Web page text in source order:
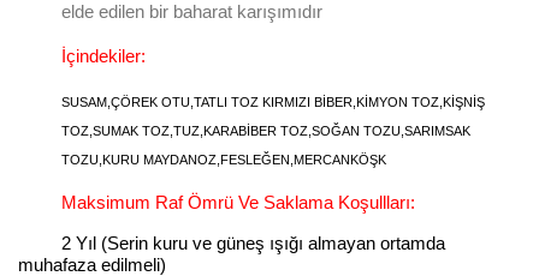
elde edilen bir baharat karışımıdır
İçindekiler:
SUSAM,ÇÖREK OTU,TATLI TOZ KIRMIZI BİBER,KİMYON TOZ,KİŞNİŞ
TOZ,SUMAK TOZ,TUZ,KARABİBER TOZ,SOĞAN TOZU,SARIMSAK
TOZU,KURU MAYDANOZ,FESLEĞEN,MERCANKÖŞK
Maksimum Raf Ömrü Ve Saklama Koşullları:
2 Yıl (Serin kuru ve güneş ışığı almayan ortamda
muhafaza edilmeli)